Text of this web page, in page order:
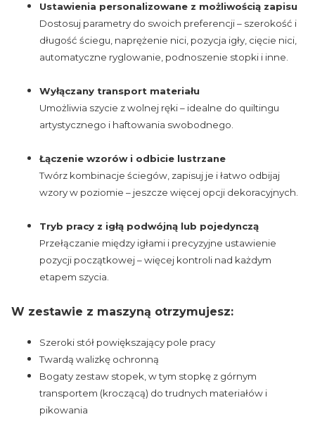
Ustawienia personalizowane z możliwością zapisu
Dostosuj parametry do swoich preferencji – szerokość i
długość ściegu, naprężenie nici, pozycja igły, cięcie nici,
automatyczne ryglowanie, podnoszenie stopki i inne.
Wyłączany transport materiału
Umożliwia szycie z wolnej ręki – idealne do quiltingu
artystycznego i haftowania swobodnego.
Łączenie wzorów i odbicie lustrzane
Twórz kombinacje ściegów, zapisuj je i łatwo odbijaj
wzory w poziomie – jeszcze więcej opcji dekoracyjnych.
Tryb pracy z igłą podwójną lub pojedynczą
Przełączanie między igłami i precyzyjne ustawienie
pozycji początkowej – więcej kontroli nad każdym
etapem szycia.
W zestawie z maszyną otrzymujesz:
Szeroki stół powiększający pole pracy
Twardą walizkę ochronną
Bogaty zestaw stopek, w tym stopkę z górnym
transportem (kroczącą) do trudnych materiałów i
pikowania